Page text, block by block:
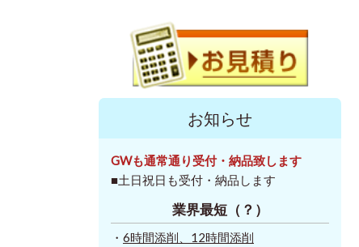
お知らせ
GWも通常通り受付・納品致します
■土日祝日も受付・納品します
業界最短（？）
・ 6時間添削、 12時間添削